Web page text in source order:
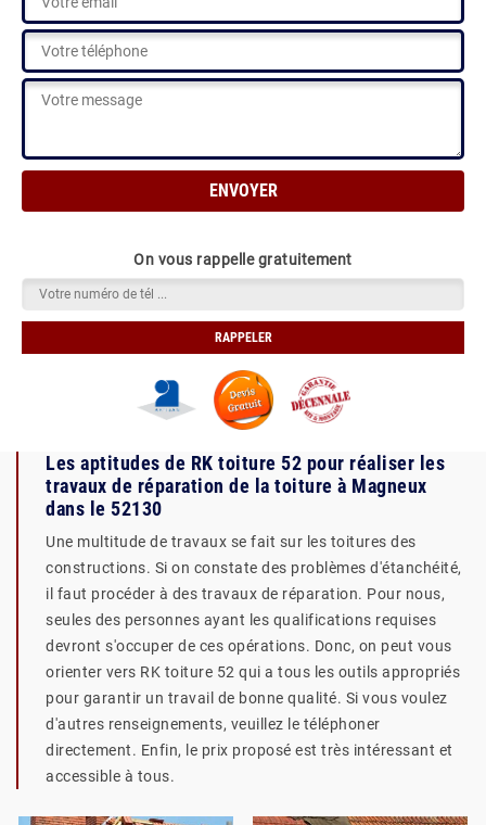
On vous rappelle gratuitement
Les aptitudes de RK toiture 52 pour réaliser les
travaux de réparation de la toiture à Magneux
dans le 52130
Une multitude de travaux se fait sur les toitures des
constructions. Si on constate des problèmes d'étanchéité,
il faut procéder à des travaux de réparation. Pour nous,
seules des personnes ayant les qualifications requises
devront s'occuper de ces opérations. Donc, on peut vous
orienter vers RK toiture 52 qui a tous les outils appropriés
pour garantir un travail de bonne qualité. Si vous voulez
d'autres renseignements, veuillez le téléphoner
directement. Enfin, le prix proposé est très intéressant et
accessible à tous.